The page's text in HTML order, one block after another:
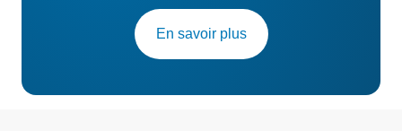
En savoir plus